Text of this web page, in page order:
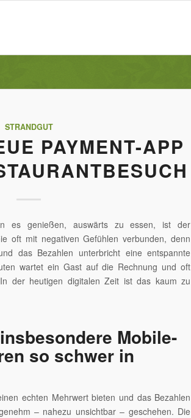
STRANDGUT
PAYMENT-APP
es genießen, auswärts zu essen, ist der
oft mit negativen Gefühlen verbunden, denn
das Bezahlen unterbricht eine entspannte
wartet ein Gast auf die Rechnung und oft
der heutigen digitalen Zeit ist das kaum zu
Mobile-
so schwer in
echten Mehrwert bieten und das Bezahlen
– nahezu unsichtbar – geschehen. Die